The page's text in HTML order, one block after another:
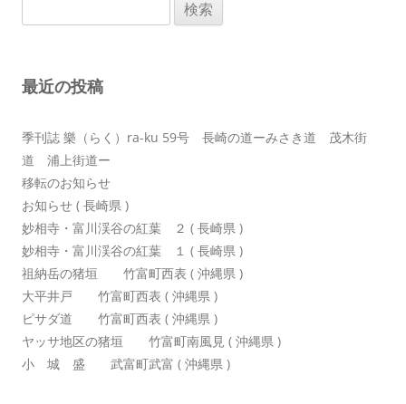
ョ
索:
最近の投稿
季刊誌 樂（らく）ra-ku 59号 長崎の道ーみさき道 茂木街
道 浦上街道ー
移転のお知らせ
お知らせ ( 長崎県 )
妙相寺・富川渓谷の紅葉 ２ ( 長崎県 )
妙相寺・富川渓谷の紅葉 １ ( 長崎県 )
祖納岳の猪垣 竹富町西表 ( 沖縄県 )
大平井戸 竹富町西表 ( 沖縄県 )
ピサダ道 竹富町西表 ( 沖縄県 )
ヤッサ地区の猪垣 竹富町南風見 ( 沖縄県 )
小 城 盛 武富町武富 ( 沖縄県 )